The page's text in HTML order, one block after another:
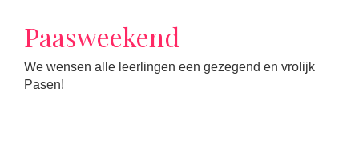
Paasweekend
We wensen alle leerlingen een gezegend en vrolijk
Pasen!